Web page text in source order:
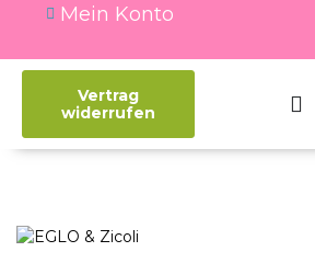
Mein Konto
Vertrag
widerrufen